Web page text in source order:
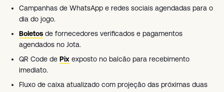
Campanhas de WhatsApp e redes sociais agendadas para o
dia do jogo.
Boletos de fornecedores verificados e pagamentos
agendados no Jota.
QR Code de Pix exposto no balcão para recebimento
imediato.
Fluxo de caixa atualizado com projeção das próximas duas